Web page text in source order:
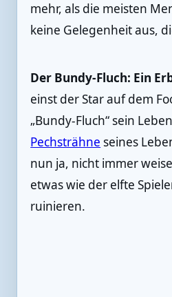
mehr, als die meisten
keine Gelegenheit aus,
Der Bundy-Fluch: Ein
einst der Star auf dem
„Bundy-Fluch“ sein
Pechsträhne seines
nun ja, nicht immer
etwas wie der elfte
ruinieren.